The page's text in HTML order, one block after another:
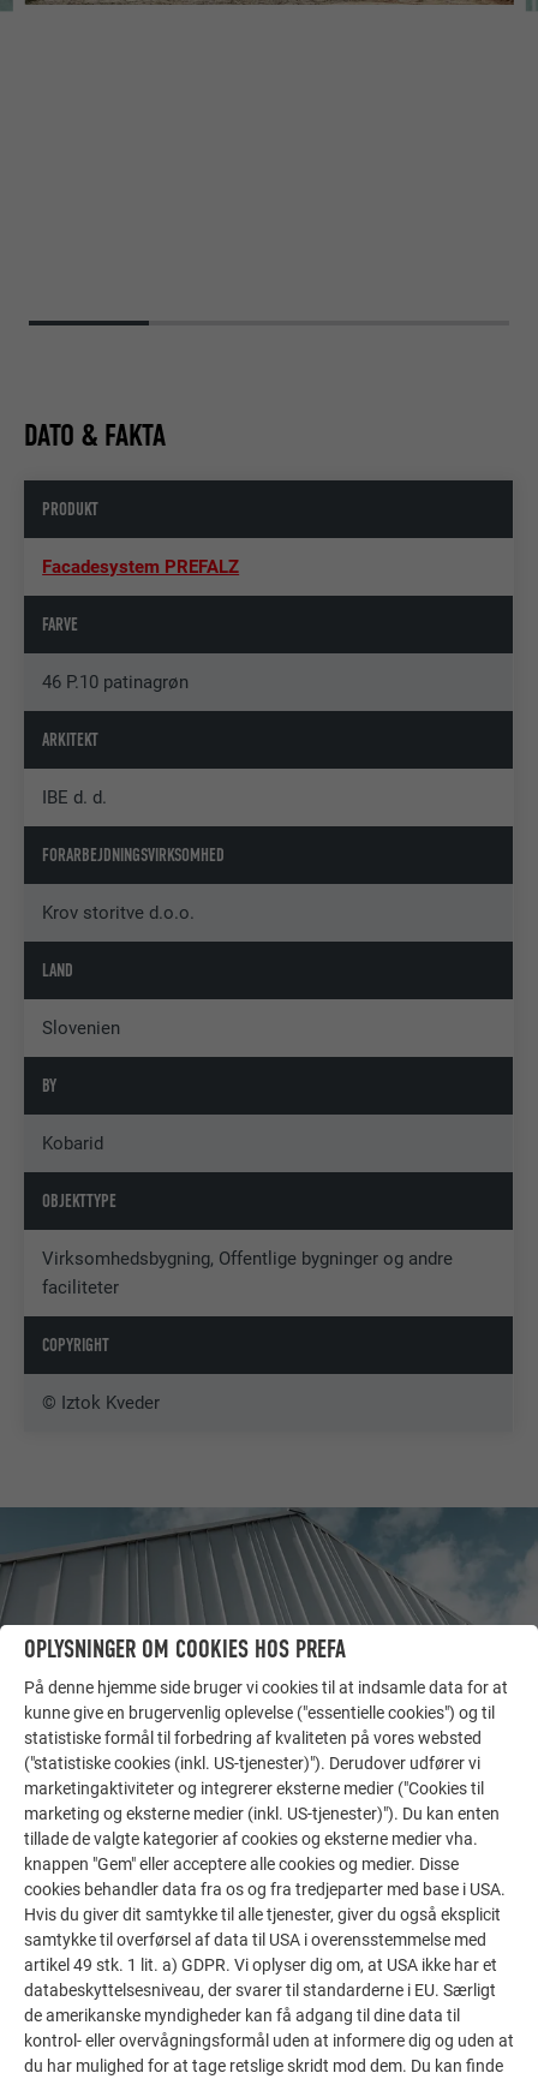
DATO & FAKTA
PRODUKT
Facadesystem PREFALZ
FARVE
46 P.10 patinagrøn
ARKITEKT
IBE d. d.
FORARBEJDNINGSVIRKSOMHED
Krov storitve d.o.o.
LAND
Slovenien
BY
Kobarid
OBJEKTTYPE
Virksomhedsbygning, Offentlige bygninger og andre
faciliteter
COPYRIGHT
© Iztok Kveder
LAD DIG INSPIRERE
FLERE REFERENCER
De PREFA referentiegallerij laat zien hoe veelzijdig
aluminium kan worden toegepast. Ontdek meer
indrukwekkende projecten met de duurzame PREFA
aluminiumoplossingen voor dak, zonne-energie en
gevel.
OPLYSNINGER OM COOKIES HOS PREFA
På denne hjemme side bruger vi cookies til at indsamle data for at
kunne give en brugervenlig oplevelse ("essentielle cookies") og til
statistiske formål til forbedring af kvaliteten på vores websted
("statistiske cookies (inkl. US-tjenester)"). Derudover udfører vi
marketingaktiviteter og integrerer eksterne medier ("Cookies til
marketing og eksterne medier (inkl. US-tjenester)"). Du kan enten
tillade de valgte kategorier af cookies og eksterne medier vha.
knappen "Gem" eller acceptere alle cookies og medier. Disse
cookies behandler data fra os og fra tredjeparter med base i USA.
Hvis du giver dit samtykke til alle tjenester, giver du også eksplicit
samtykke til overførsel af data til USA i overensstemmelse med
artikel 49 stk. 1 lit. a) GDPR. Vi oplyser dig om, at USA ikke har et
databeskyttelsesniveau, der svarer til standarderne i EU. Særligt
de amerikanske myndigheder kan få adgang til dine data til
kontrol- eller overvågningsformål uden at informere dig og uden at
du har mulighed for at tage retslige skridt mod dem. Du kan finde